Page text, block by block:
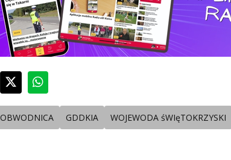
OBWODNICA GDDKIA WOJEWODA śWIęTOKRZYSKI